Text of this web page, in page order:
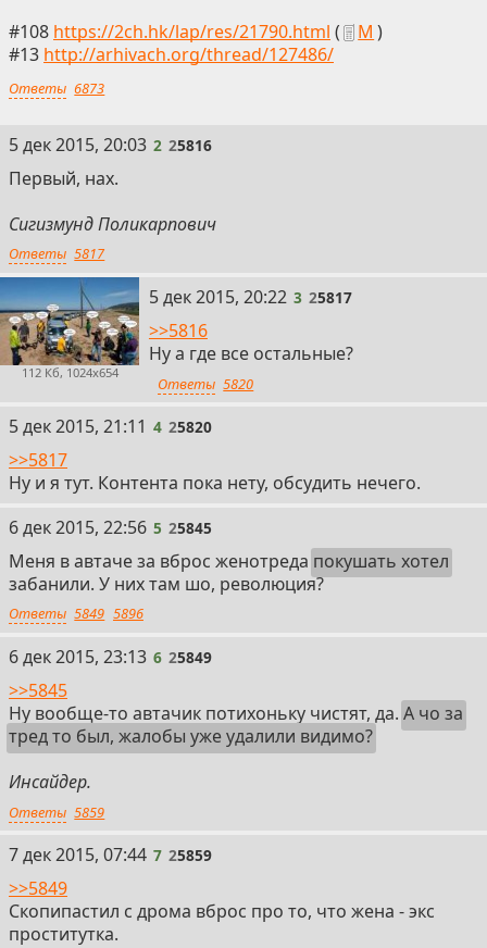
#108 https://2ch.hk/lap/res/21790.html ( М )
#13 http://arhivach.org/thread/127486/
Ответы 6873
2
5 дек 2015, 20:03 2 25816
Первый, нах.
Сигизмунд Поликарпович
Ответы 5817
112 Кб, 1024x654
3
5 дек 2015, 20:22 3 25817
>>5816
Ну а где все остальные?
Ответы 5820
4
5 дек 2015, 21:11 4 25820
>>5817
Ну и я тут. Контента пока нету, обсудить нечего.
5
6 дек 2015, 22:56 5 25845
Меня в автаче за вброс женотреда покушать хотел
забанили. У них там шо, революция?
Ответы 5849 5896
6
6 дек 2015, 23:13 6 25849
>>5845
Ну вообще-то автачик потихоньку чистят, да. А чо за
тред то был, жалобы уже удалили видимо?
Инсайдер.
Ответы 5859
7
7 дек 2015, 07:44 7 25859
>>5849
Скопипастил с дрома вброс про то, что жена - экс
проститутка.